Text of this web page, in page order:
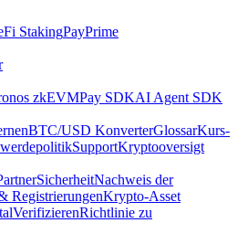
StakingPayPrime
zkEVMPay SDKAI Agent SDK
BTC/USD KonverterGlossarKurs-
SupportKryptooversigt
SicherheitNachweis der
RegistrierungenKrypto-Asset
VerifizierenRichtlinie zu